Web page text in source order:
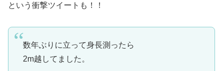
という衝撃ツイートも！！
数年ぶりに立って身長測ったら
2m越してました。